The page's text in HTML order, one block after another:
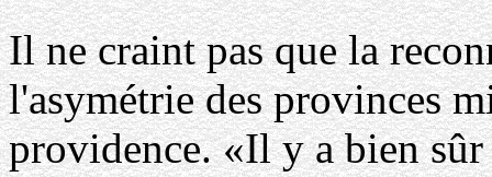
Il ne craint pas que la
l'asymétrie des provinces
providence. «Il y a bien sûr